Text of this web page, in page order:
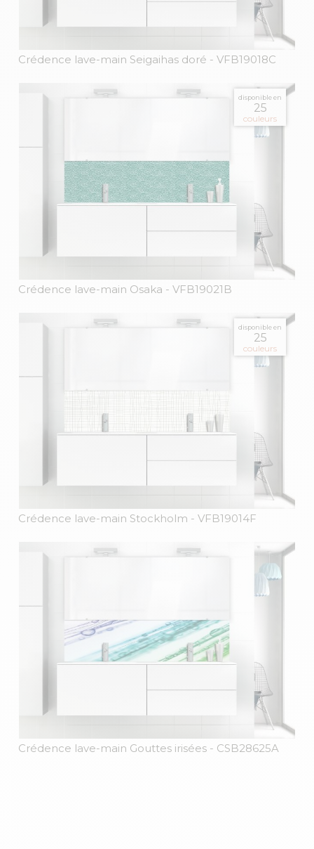
Crédence lave-main Seigaihas doré - VFB19018C
disponible en
25
couleurs
Crédence lave-main Osaka - VFB19021B
disponible en
25
couleurs
Crédence lave-main Stockholm - VFB19014F
Crédence lave-main Gouttes irisées - CSB28625A